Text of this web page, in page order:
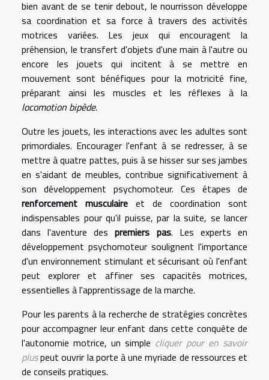
bien avant de se tenir debout, le nourrisson développe
sa coordination et sa force à travers des activités
motrices variées. Les jeux qui encouragent la
préhension, le transfert d'objets d'une main à l'autre ou
encore les jouets qui incitent à se mettre en
mouvement sont bénéfiques pour la motricité fine,
préparant ainsi les muscles et les réflexes à la
locomotion bipède.
Outre les jouets, les interactions avec les adultes sont
primordiales. Encourager l'enfant à se redresser, à se
mettre à quatre pattes, puis à se hisser sur ses jambes
en s'aidant de meubles, contribue significativement à
son développement psychomoteur. Ces étapes de
renforcement musculaire et de coordination sont
indispensables pour qu'il puisse, par la suite, se lancer
dans l'aventure despremiers pas. Les experts en
développement psychomoteur soulignent l'importance
d'un environnement stimulant et sécurisant où l'enfant
peut explorer et affiner ses capacités motrices,
essentielles à l'apprentissage de la marche.
Pour les parents à la recherche de stratégies concrètes
pour accompagner leur enfant dans cette conquête de
l'autonomie motrice, un simple cliquer pour en savoir
pluspeut ouvrir la porte à une myriade de ressources et
de conseils pratiques.